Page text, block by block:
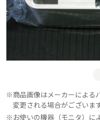
商品画像はメーカーによる
変更される場合がございます
お使いの機器（モニタ）に